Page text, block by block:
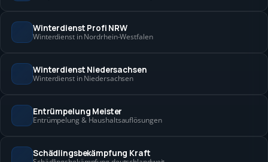
Winterdienst Profi NRW
Winterdienst in Nordrhein-Westfalen
Winterdienst Niedersachsen
Winterdienst in Niedersachsen
Entrümpelung Meister
Entrümpelung & Haushaltsauflösungen
Schädlingsbekämpfung Kraft